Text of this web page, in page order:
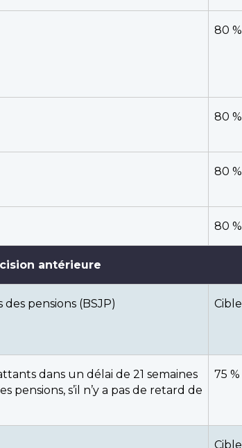
80 %
80 %
80 %
80 %
antérieure
pensions (BSJP) Cible
dans un délai de 21 semaines
s’il n’y a pas de retard de
75 %
Cible